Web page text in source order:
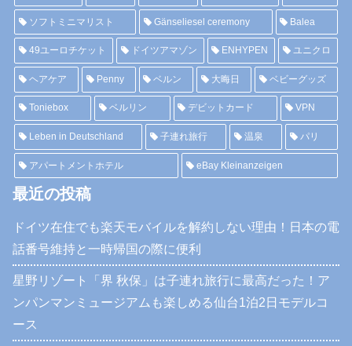
ソフトミニマリスト Gänseliesel ceremony Balea
49ユーロチケット ドイツアマゾン ENHYPEN ユニクロ
ヘアケア Penny ベルン 大晦日 ベビーグッズ
Toniebox ベルリン デビットカード VPN
Leben in Deutschland 子連れ旅行 温泉 パリ
アパートメントホテル eBay Kleinanzeigen
最近の投稿
ドイツ在住でも楽天モバイルを解約しない理由！日本の電
話番号維持と一時帰国の際に便利
星野リゾート「界 秋保」は子連れ旅行に最高だった！ア
ンパンマンミュージアムも楽しめる仙台1泊2日モデルコ
ース